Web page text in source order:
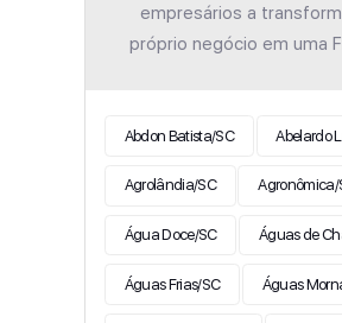
empresários a
próprio negócio em uma
Abdon Batista/SC Abelardo
Agrolândia/SC Agronômica/
Água Doce/SC Águas de
Águas Frias/SC Águas